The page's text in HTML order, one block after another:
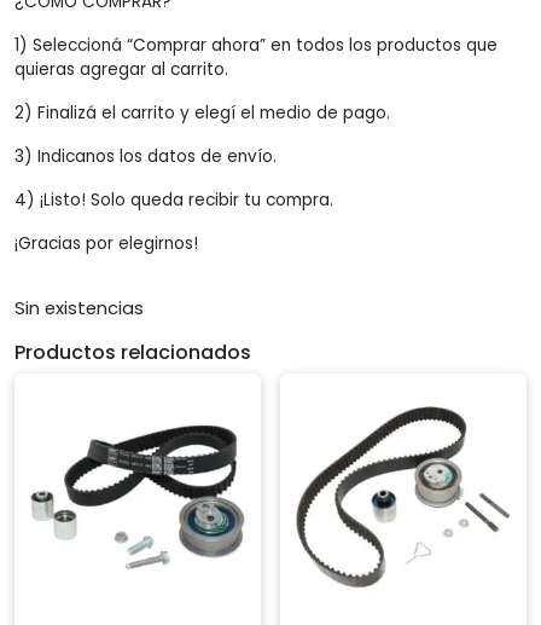
1) Seleccioná “Comprar ahora” en todos los productos que
quieras agregar al carrito.
2) Finalizá el carrito y elegí el medio de pago.
3) Indicanos los datos de envío.
4) ¡Listo! Solo queda recibir tu compra.
¡Gracias por elegirnos!
Sin existencias
Productos relacionados